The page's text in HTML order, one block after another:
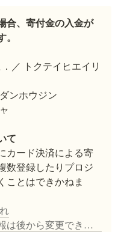
合、寄付金の入金が
／ トクテイヒエイリ
ンホウジン
て
カード決済による寄
数登録したりプロジ
ことはできかねま
利用審査時に登録した情報は後から変更できますか？